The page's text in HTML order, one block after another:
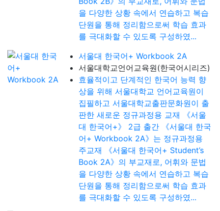
을 다양한 상황 속에서 연습하고 복습
단원을 통해 정리함으로써 학습 효과
를 극대화할 수 있도록 구성하였...
서울대 한국어+ Workbook 2A
서울대학교언어교육원(한국어시리즈)
효율적이고 단계적인 한국어 능력 향
상을 위해 서울대학교 언어교육원이
집필하고 서울대학교출판문화원이 출
판한 새로운 정규과정용 교재 《서울
대 한국어+》 2급 출간 《서울대 한국
어+ Workbook 2A》는 정규과정용
주교재 《서울대 한국어+ Student’s
Book 2A》의 부교재로, 어휘와 문법
을 다양한 상황 속에서 연습하고 복습
단원을 통해 정리함으로써 학습 효과
를 극대화할 수 있도록 구성하였...